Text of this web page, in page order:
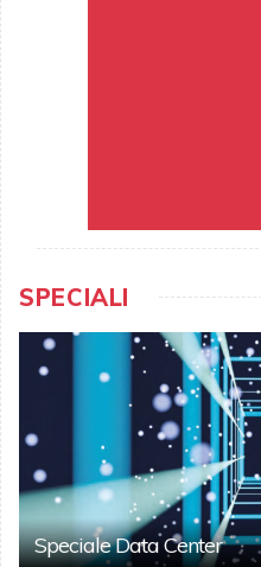
SPECIALI
Speciale Data Center